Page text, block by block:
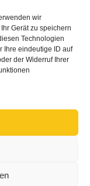
wir
Gerät zu speichern
Technologien
Ihre eindeutige ID auf
der Widerruf Ihrer